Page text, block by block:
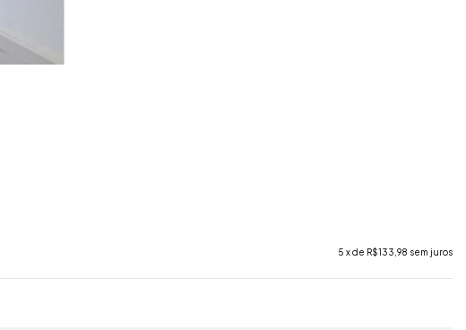
5 x de R$133,98 sem juros